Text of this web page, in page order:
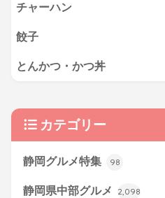
チャーハン
餃子
とんかつ・かつ丼
カテゴリー
静岡グルメ特集 98
静岡県中部グルメ 2,098